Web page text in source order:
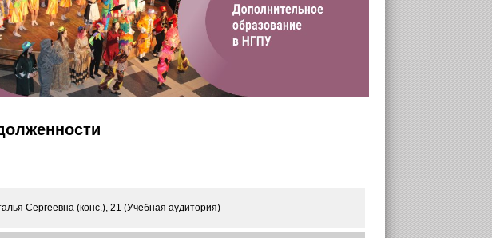
Сергеевна (конс.), 21 (Учебная аудитория)